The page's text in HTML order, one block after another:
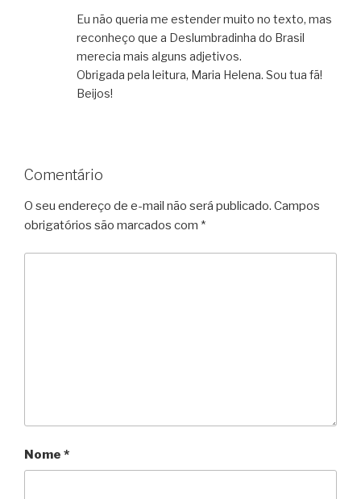
Eu não queria me estender muito no texto, mas
reconheço que a Deslumbradinha do Brasil
merecia mais alguns adjetivos.
Obrigada pela leitura, Maria Helena. Sou tua fã!
Beijos!
Comentário
O seu endereço de e-mail não será publicado. Campos
obrigatórios são marcados com *
Nome *